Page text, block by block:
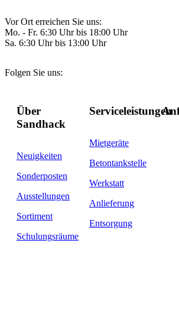
Vor Ort erreichen Sie uns:
Mo. - Fr. 6:30 Uhr bis 18:00 Uhr
Sa. 6:30 Uhr bis 13:00 Uhr
Folgen Sie uns:
Über
Sandhack
Neuigkeiten
Sonderposten
Ausstellungen
Sortiment
Schulungsräume
Serviceleistungen
Mietgeräte
Betontankstelle
Werkstatt
Anlieferung
Entsorgung